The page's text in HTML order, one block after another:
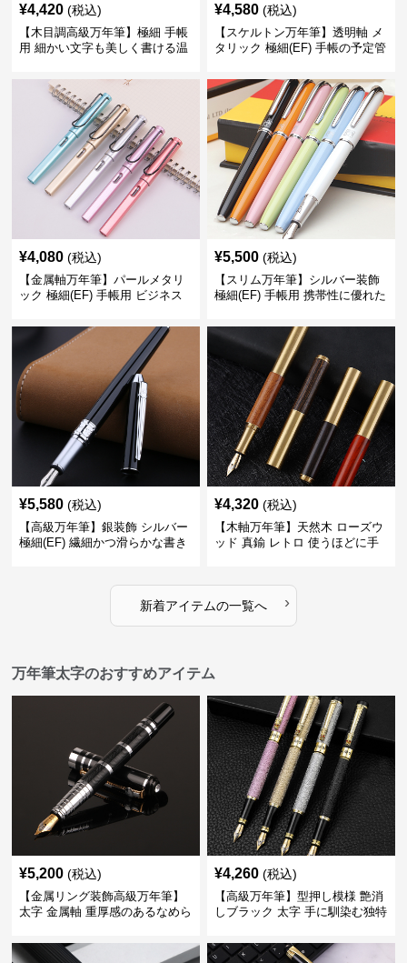
¥4,420 (税込)
【木目調高級万年筆】極細 手帳
用 細かい文字も美しく書ける温
¥4,580 (税込)
【スケルトン万年筆】透明軸 メ
タリック 極細(EF) 手帳の予定管
デザイン
¥4,080 (税込)
【金属軸万年筆】パールメタリ
ック 極細(EF) 手帳用 ビジネス
る
¥5,500 (税込)
【スリム万年筆】シルバー装飾
極細(EF) 手帳用 携帯性に優れた
ートに筆記
¥5,580 (税込)
【高級万年筆】銀装飾 シルバー
極細(EF) 繊細かつ滑らかな書き
¥4,320 (税込)
【木軸万年筆】天然木 ローズウ
ッド 真鍮 レトロ 使うほどに手
新着アイテムの一覧へ ›
万年筆太字のおすすめアイテム
¥5,200 (税込)
【金属リング装飾高級万年筆】
太字 金属軸 重厚感のあるなめら
きに最適
¥4,260 (税込)
【高級万年筆】型押し模様 艶消
しブラック 太字 手に馴染む独特
くい